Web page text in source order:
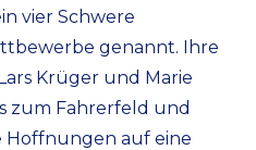
vier Schwere
genannt. Ihre
Krüger und Marie
zum Fahrerfeld und
auf eine